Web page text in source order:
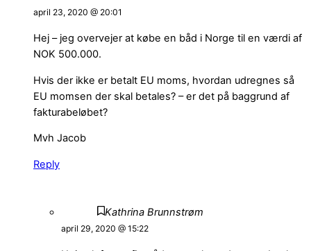
april 23, 2020 @ 20:01
Hej – jeg overvejer at købe en båd i Norge til en værdi af
NOK 500.000.
Hvis der ikke er betalt EU moms, hvordan udregnes så
EU momsen der skal betales? – er det på baggrund af
fakturabeløbet?
Mvh Jacob
Reply
Kathrina Brunnstrøm
april 29, 2020 @ 15:22